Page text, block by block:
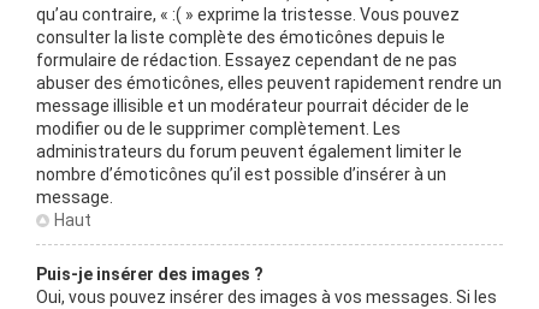
qu’au contraire, « :( » exprime la tristesse. Vous pouvez
consulter la liste complète des émoticônes depuis le
formulaire de rédaction. Essayez cependant de ne pas
abuser des émoticônes, elles peuvent rapidement rendre un
message illisible et un modérateur pourrait décider de le
modifier ou de le supprimer complètement. Les
administrateurs du forum peuvent également limiter le
nombre d’émoticônes qu’il est possible d’insérer à un
message.
Haut
Puis-je insérer des images ?
Oui, vous pouvez insérer des images à vos messages. Si les